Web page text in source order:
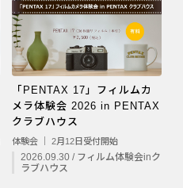
「PENTAX 17」フィルムカ
メラ体験会 2026 in PENTAX
クラブハウス
体験会 ｜ 2月12日受付開始
2026.09.30 / フィルム体験会inク
ラブハウス